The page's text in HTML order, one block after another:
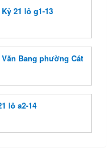
21 lô g1-13
Bang phường Cát
lô a2-14